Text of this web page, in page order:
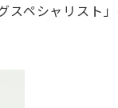
ペシャリスト